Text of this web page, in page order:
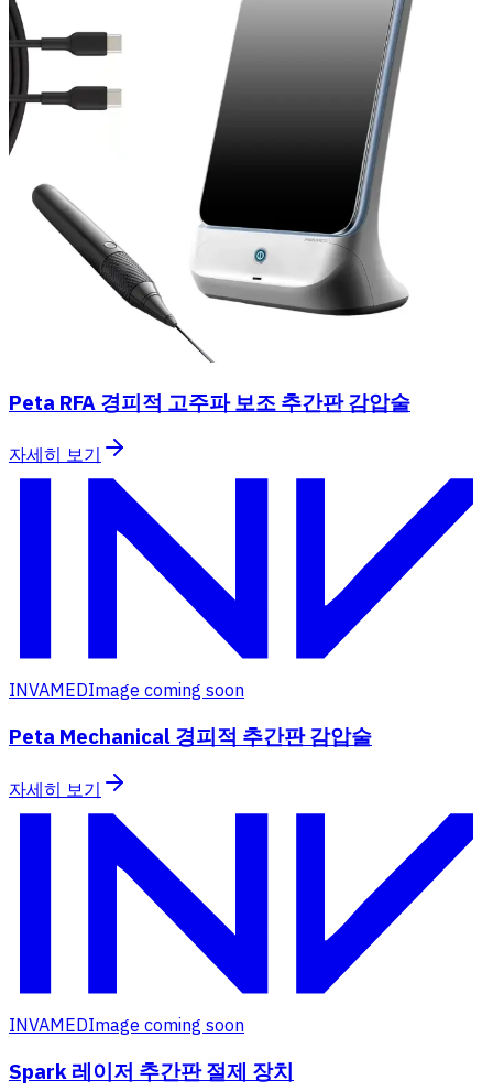
Peta RFA 경피적 고주파 보조 추간판 감압술
자세히 보기
INVAMEDImage coming soon
Peta Mechanical 경피적 추간판 감압술
자세히 보기
INVAMEDImage coming soon
Spark 레이저 추간판 절제 장치